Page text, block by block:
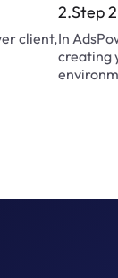
client,
2.Step
In
creating